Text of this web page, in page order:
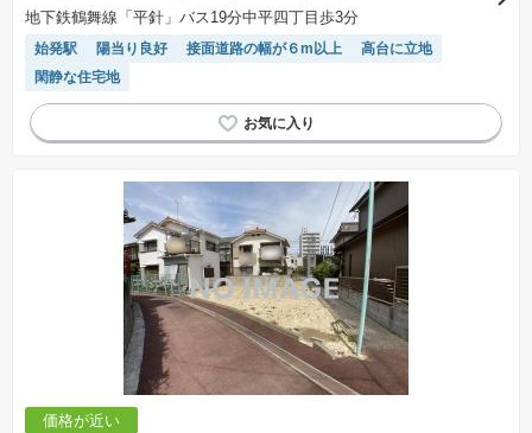
地下鉄鶴舞線「平針」バス19分中平四丁目歩3分
始発駅 陽当り良好 接面道路の幅が６m以上
高台に立地
閑静な住宅地
価格が近い